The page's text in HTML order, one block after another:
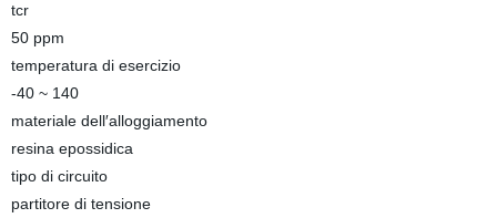
tcr
50 ppm
temperatura di esercizio
-40 ~ 140
materiale dell′alloggiamento
resina epossidica
tipo di circuito
partitore di tensione